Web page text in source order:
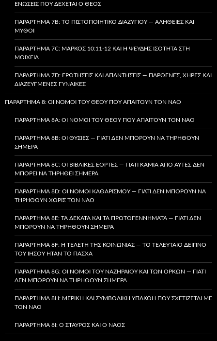
ΕΝΏΣΕΙΣ ΠΟΥ ΔΈΧΕΤΑΙ Ο ΘΕΌΣ
ΠΑΡΆΡΤΗΜΑ 7B: ΤΟ ΠΙΣΤΟΠΟΙΗΤΙΚΌ ΔΙΑΖΥΓΊΟΥ — ΑΛΉΘΕΙΕΣ ΚΑΙ
ΜΎΘΟΙ
ΠΑΡΆΡΤΗΜΑ 7C: ΜΆΡΚΟΣ 10:11-12 ΚΑΙ Η ΨΕΥΔΉΣ ΙΣΌΤΗΤΑ ΣΤΗ
ΜΟΙΧΕΊΑ
ΠΑΡΆΡΤΗΜΑ 7D: ΕΡΩΤΉΣΕΙΣ ΚΑΙ ΑΠΑΝΤΉΣΕΙΣ — ΠΑΡΘΈΝΕΣ, ΧΉΡΕΣ ΚΑΙ
ΔΙΑΖΕΥΓΜΈΝΕΣ ΓΥΝΑΊΚΕΣ
ΠΑΡΆΡΤΗΜΑ 8: ΟΙ ΝΌΜΟΙ ΤΟΥ ΘΕΟΎ ΠΟΥ ΑΠΑΙΤΟΎΝ ΤΟΝ ΝΑΌ
ΠΑΡΆΡΤΗΜΑ 8A: ΟΙ ΝΌΜΟΙ ΤΟΥ ΘΕΟΎ ΠΟΥ ΑΠΑΙΤΟΎΝ ΤΟΝ ΝΑΌ
ΠΑΡΆΡΤΗΜΑ 8B: ΟΙ ΘΥΣΊΕΣ — ΓΙΑΤΊ ΔΕΝ ΜΠΟΡΟΎΝ ΝΑ ΤΗΡΗΘΟΎΝ
ΣΉΜΕΡΑ
ΠΑΡΆΡΤΗΜΑ 8C: ΟΙ ΒΙΒΛΙΚΈΣ ΕΟΡΤΈΣ — ΓΙΑΤΊ ΚΑΜΊΑ ΑΠΌ ΑΥΤΈΣ ΔΕΝ
ΜΠΟΡΕΊ ΝΑ ΤΗΡΗΘΕΊ ΣΉΜΕΡΑ
ΠΑΡΆΡΤΗΜΑ 8D: ΟΙ ΝΌΜΟΙ ΚΑΘΑΡΙΣΜΟΎ — ΓΙΑΤΊ ΔΕΝ ΜΠΟΡΟΎΝ ΝΑ
ΤΗΡΗΘΟΎΝ ΧΩΡΊΣ ΤΟΝ ΝΑΌ
ΠΑΡΆΡΤΗΜΑ 8E: ΤΑ ΔΈΚΑΤΑ ΚΑΙ ΤΑ ΠΡΩΤΟΓΕΝΝΉΜΑΤΑ — ΓΙΑΤΊ ΔΕΝ
ΜΠΟΡΟΎΝ ΝΑ ΤΗΡΗΘΟΎΝ ΣΉΜΕΡΑ
ΠΑΡΆΡΤΗΜΑ 8F: Η ΤΕΛΕΤΉ ΤΗΣ ΚΟΙΝΩΝΊΑΣ — ΤΟ ΤΕΛΕΥΤΑΊΟ ΔΕΊΠΝΟ
ΤΟΥ ΙΗΣΟΎ ΉΤΑΝ ΤΟ ΠΆΣΧΑ
ΠΑΡΆΡΤΗΜΑ 8G: ΟΙ ΝΌΜΟΙ ΤΟΥ ΝΑΖΗΡΑΊΟΥ ΚΑΙ ΤΩΝ ΌΡΚΩΝ — ΓΙΑΤΊ
ΔΕΝ ΜΠΟΡΟΎΝ ΝΑ ΤΗΡΗΘΟΎΝ ΣΉΜΕΡΑ
ΠΑΡΆΡΤΗΜΑ 8H: ΜΕΡΙΚΉ ΚΑΙ ΣΥΜΒΟΛΙΚΉ ΥΠΑΚΟΉ ΠΟΥ ΣΧΕΤΊΖΕΤΑΙ ΜΕ
ΤΟΝ ΝΑΌ
ΠΑΡΆΡΤΗΜΑ 8I: Ο ΣΤΑΥΡΌΣ ΚΑΙ Ο ΝΑΌΣ